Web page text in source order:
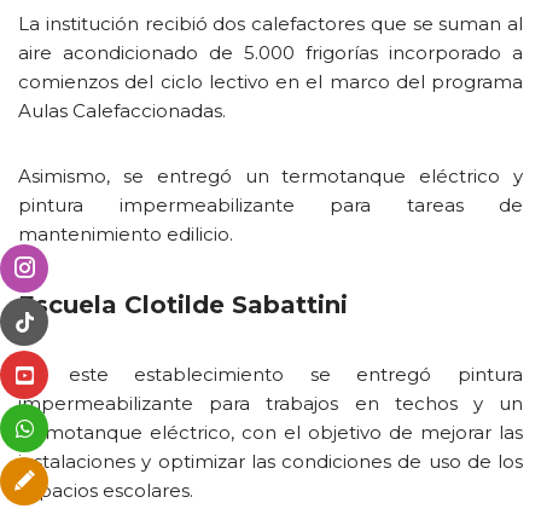
La institución recibió dos calefactores que se suman al
aire acondicionado de 5.000 frigorías incorporado a
comienzos del ciclo lectivo en el marco del programa
Aulas Calefaccionadas.
Asimismo, se entregó un termotanque eléctrico y
pintura impermeabilizante para tareas de
mantenimiento edilicio.
Escuela Clotilde Sabattini
En este establecimiento se entregó pintura
impermeabilizante para trabajos en techos y un
termotanque eléctrico, con el objetivo de mejorar las
instalaciones y optimizar las condiciones de uso de los
espacios escolares.